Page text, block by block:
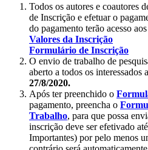
Todos os autores e coautores
de Inscrição e efetuar o
do pagamento terão acesso
Valores da Inscrição
Formulário de Inscrição
O envio de trabalho de
aberto a todos os interessados
27/8/2020.
Após ter preenchido o
pagamento, preencha o
Trabalho, para que possa
inscrição deve ser efetivado
Importantes) por pelo menos